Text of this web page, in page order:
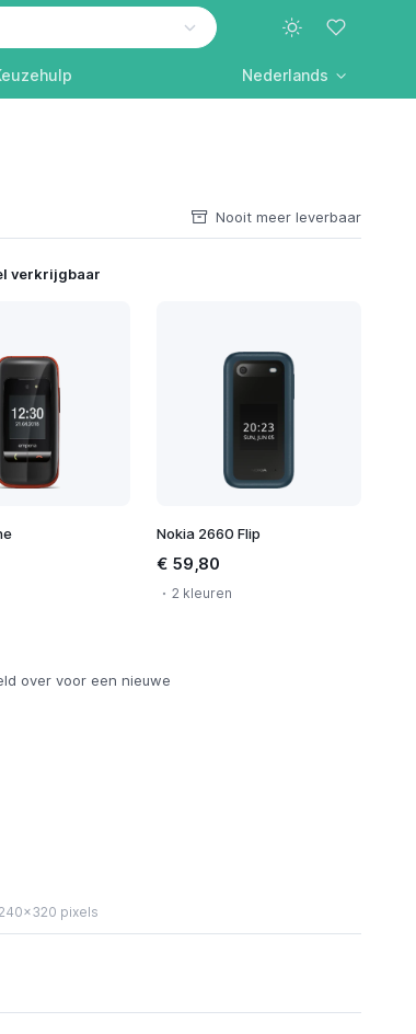
Nederlands
Nooit meer leverbaar
verkrijgbaar
Nokia 2660 Flip
€ 59,80
2 kleuren
over voor een nieuwe
pixels